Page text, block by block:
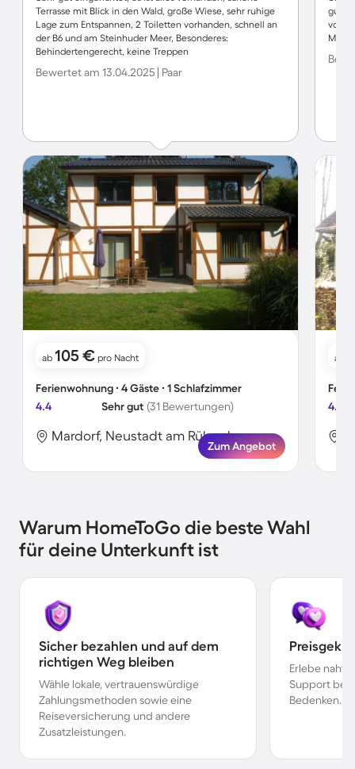
Terrasse mit Blick in den Wald, große Wiese, sehr ruhige
Lage zum Entspannen, 2 Toiletten vorhanden, schnell an
der B6 und am Steinhuder Meer, Besonderes:
Behindertengerecht, keine Treppen
Bewertet am 13.04.2025 | Paar
ab 105 € pro Nacht
Ferienwohnung ∙ 4 Gäste ∙ 1 Schlafzimmer
4.4
Sehr gut (31 Bewertungen)
Mardorf, Neustadt am Rübenberge, Deutschland
Zum Angebot
gut
Meer.
ab
4.4
Warum HomeToGo die beste Wahl
für deine Unterkunft ist
Sicher bezahlen und auf dem
richtigen Weg bleiben
Wähle lokale, vertrauenswürdige
Zahlungsmethoden sowie eine
Reiseversicherung und andere
Zusatzleistungen.
Erlebe
Support bei
Bedenken.